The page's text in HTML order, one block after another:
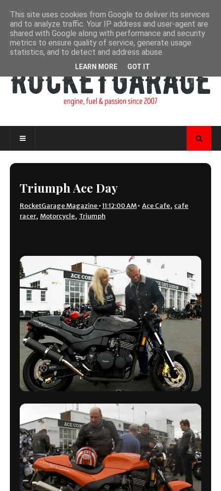
Triumph Ace Day
RocketGarage Magazine •11:12:00 AM• Ace Cafe, cafe
racer, Motorcycle, Triumph
This site uses cookies from Google to deliver its services
and to analyze traffic. Your IP address and user-agent are
shared with Google along with performance and security
metrics to ensure quality of service, generate usage
statistics, and to detect and address abuse.
LEARN MORE GOT IT